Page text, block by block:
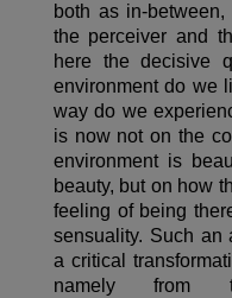
both as in-
the perceiver and
here the decisive
environment do we
way do we
is now not on the
environment is
beauty, but on how
feeling of being
sensuality. Such an
a critical
namely from